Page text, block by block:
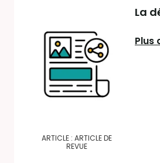
ARTICLE : ARTICLE DE
REVUE
La
Plus